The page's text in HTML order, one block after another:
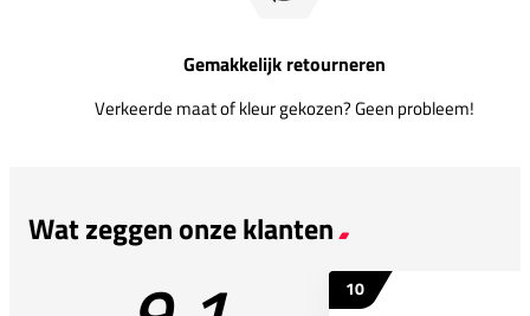
Gemakkelijk retourneren
Verkeerde maat of kleur gekozen? Geen probleem!
Wat zeggen onze klanten
10